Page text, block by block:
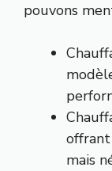
pouvons
offrant
mais